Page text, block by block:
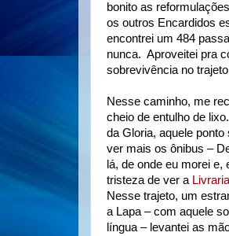
bonito as
os outros Encardidos
encontrei um 484
nunca. Aproveitei pra
sobrevivência no
Nesse caminho, me
cheio de entulho de
da Gloria, aquele
ver mais os ônibus –
lá, de onde eu morei
tristeza de ver a
Nesse trajeto, um
a Lapa – com aquele
língua – levantei as